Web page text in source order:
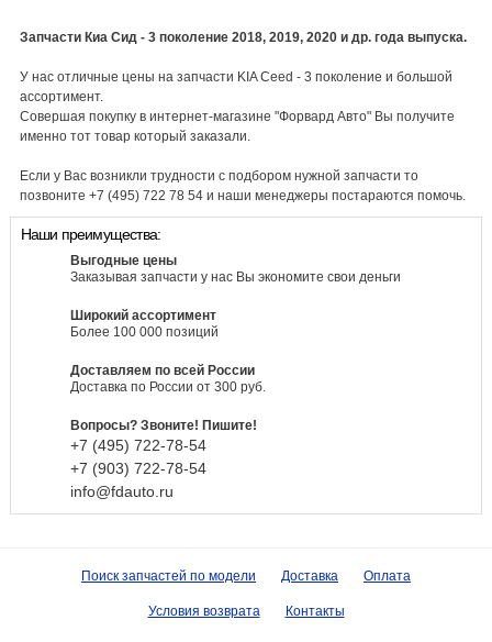
Запчасти Киа Сид - 3 поколение 2018, 2019, 2020 и др. года выпуска.
У нас отличные цены на запчасти KIA Ceed - 3 поколение и большой
ассортимент.
Совершая покупку в интернет-магазине "Форвард Авто" Вы получите
именно тот товар который заказали.
Если у Вас возникли трудности с подбором нужной запчасти то
позвоните +7 (495) 722 78 54 и наши менеджеры постараются помочь.
Наши преимущества:
Выгодные цены
Заказывая запчасти у нас Вы экономите свои деньги
Широкий ассортимент
Более 100 000 позиций
Доставляем по всей России
Доставка по России от 300 руб.
Вопросы? Звоните! Пишите!
+7 (495) 722-78-54
+7 (903) 722-78-54
info@fdauto.ru
Поиск запчастей по модели Доставка Оплата
Условия возврата Контакты